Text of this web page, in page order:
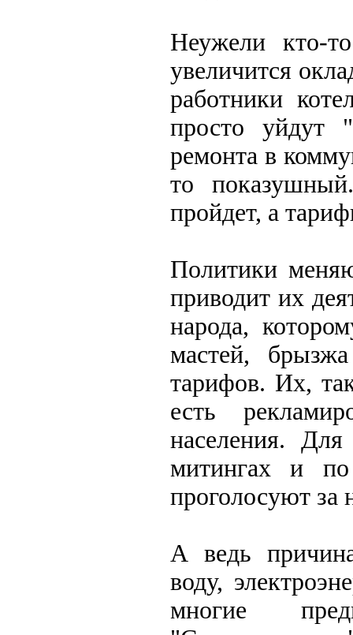
Неужели кто-
увеличится
работники
просто уйдут
ремонта в
то
пройдет, а
Политики
приводит их
народа,
мастей,
тарифов. Их,
есть
населения.
митингах и
проголосуют за
А ведь
воду,
многие